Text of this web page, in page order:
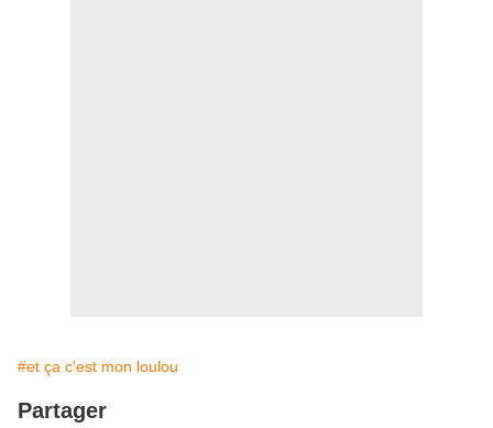
#et ça c'est mon loulou
Partager